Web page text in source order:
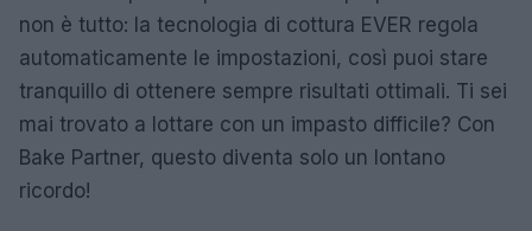
non è tutto: la tecnologia di cottura EVER regola
automaticamente le impostazioni, così puoi stare
tranquillo di ottenere sempre risultati ottimali. Ti sei
mai trovato a lottare con un impasto difficile? Con
Bake Partner, questo diventa solo un lontano
ricordo!